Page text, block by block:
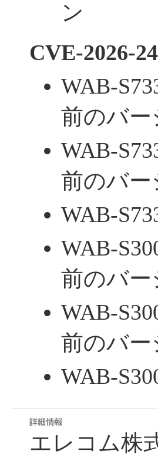
ン
CVE-2026-
WAB-
前のバー
WAB-
前のバー
WAB-
WAB-
前のバー
WAB-
前のバー
WAB-
エレコム株